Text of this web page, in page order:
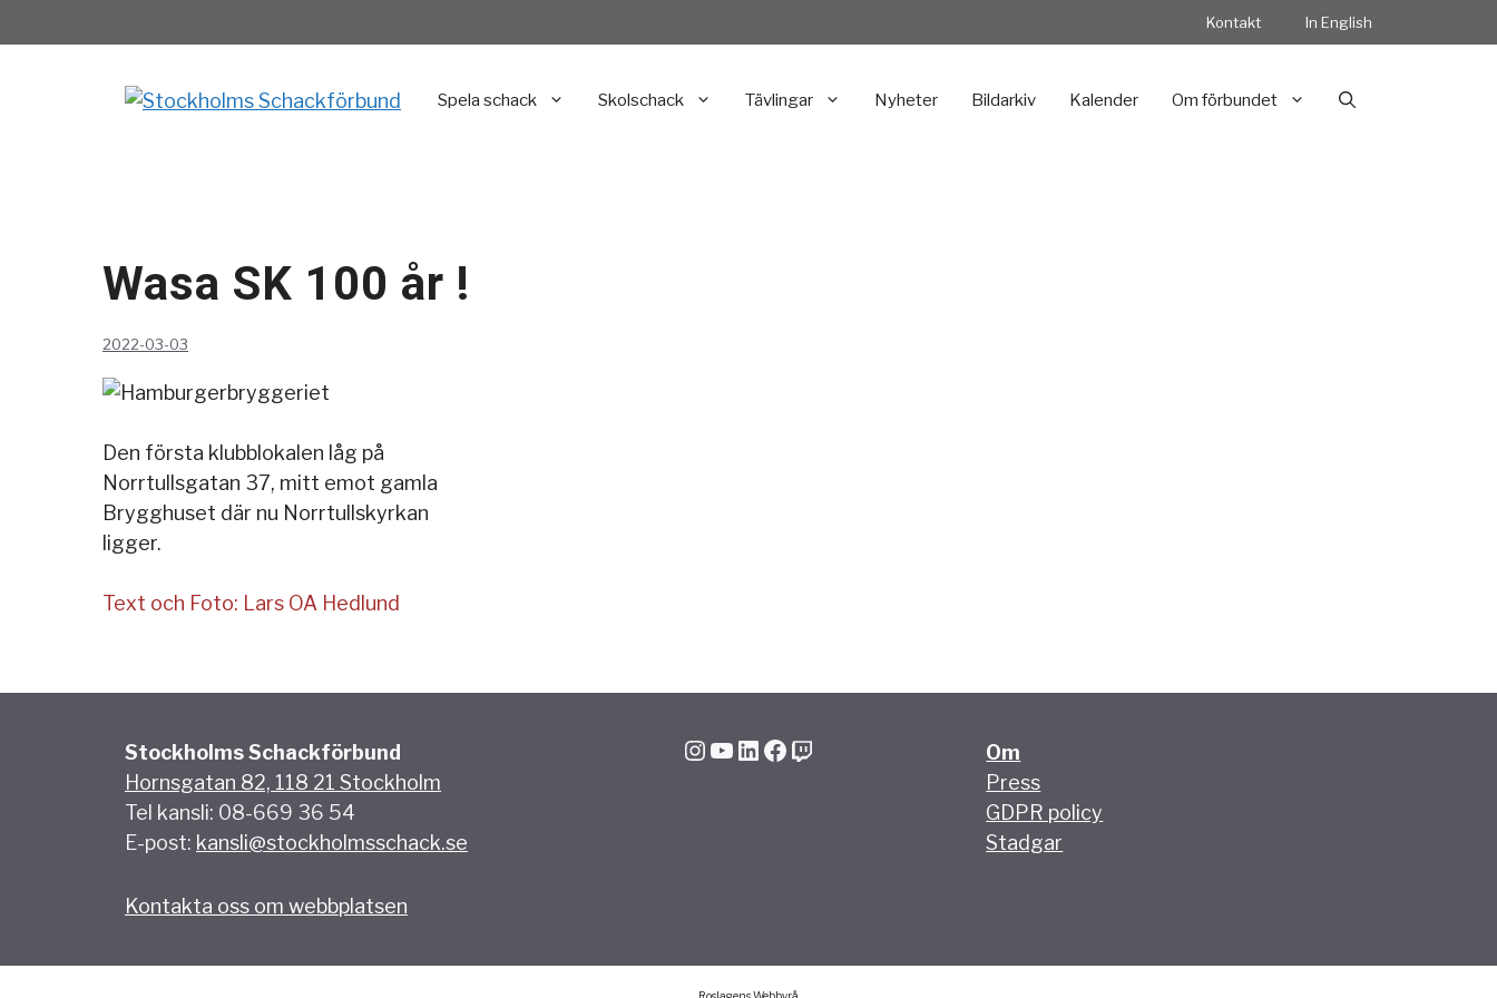
till
Kontakt In English
Spela schack Skolschack Tävlingar Nyheter Bildarkiv Kalender Om förbundet
Wasa SK 100 år !
2022-03-03
Den första klubblokalen låg på
Norrtullsgatan 37, mitt emot gamla
Brygghuset där nu Norrtullskyrkan
ligger.
Text och Foto: Lars OA Hedlund
Stockholms Schackförbund
Hornsgatan 82, 118 21 Stockholm
Tel kansli: 08-669 36 54
E-post: kansli@stockholmsschack.se
Kontakta oss om webbplatsen
InstagramYouTube LinkedIn Facebook Twitch
Om
Press
GDPR policy
Stadgar
Roslagens Webbyrå